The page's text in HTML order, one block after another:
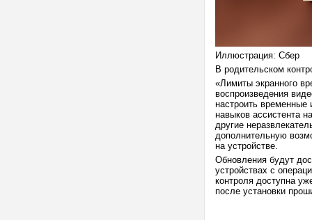
Иллюстрация: Сбер
В родительском
«Лимиты экранного
воспроизведения
настроить временные
навыков ассистента
другие
дополнительную
на устройстве.
Обновления будут
устройствах с
контроля доступна
после установки